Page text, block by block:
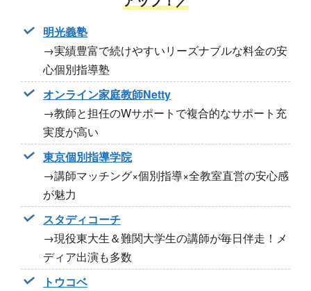
明光義塾
→実績豊富で続けやすいリーズナブルな料金の安
心個別指導塾
オンライン家庭教師Netty
→教師と担任のWサポートで複合的なサポート充
実度が高い
東京個別指導学院
→講師マッチング×個別指導×全教室直営の安心感
が魅力
スタディコーチ
→現役東大生＆難関大学生の講師が毎日伴走！メ
ディア出演も多数
トウコベ